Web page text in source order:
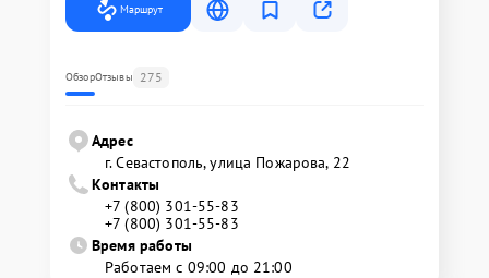
Маршрут
ОбзорОтзывы 275
Адрес
г. Севастополь, улица Пожарова, 22
Контакты
+7 (800) 301-55-83
+7 (800) 301-55-83
Время работы
Работаем с 09:00 до 21:00